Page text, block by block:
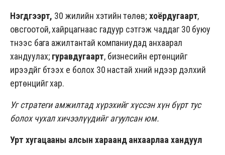
Нэгдүгээрт, 30 жилийн хэтийн төлөв;хоёрдугаарт,
овсгоотой, хайрцагнаас гадуур сэтгэж чаддаг 30 буюу
түүнээс бага ажилтантай компаниудад анхаарал
хандуулах; гуравдугаарт, бизнесийн ертөнцийг
ирээдүйг бүтээх үе болох 30 настай хүний нүдээр дэлхий
ертөнцийг хар.
Уг стратеги амжилтад хүрэхийг хүссэн хүн бүрт тус
болох чухал хичээлүүдийг агуулсан юм.
Урт хугацааны алсын хараанд анхаарлаа хандуул